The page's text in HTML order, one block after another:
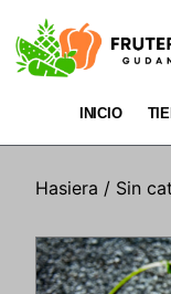
INICIO
Hasiera / Sin